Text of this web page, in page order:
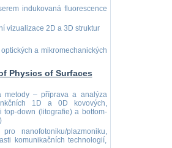
indukovaná fluorescence
vizualizace 2D a 3D struktur
a mikromechanických
Physics of Surfaces
metody – příprava a analýza
1D a 0D kovových,
top-down (litografie) a bottom-
nanofotoniku/plazmoniku,
komunikačních technologií,